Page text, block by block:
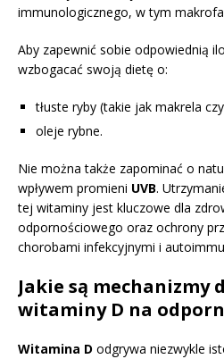
immunologicznego, w tym
Aby zapewnić sobie odpowiednią
wzbogacać swoją dietę o:
tłuste ryby (takie jak makrela
oleje rybne.
Nie można także zapominać o
wpływem promieni UVB.
tej witaminy jest kluczowe dla
odpornościowego oraz ochrony
chorobami infekcyjnymi i
Jakie są mechanizmy
witaminy D na
Witamina D odgrywa niezwykle